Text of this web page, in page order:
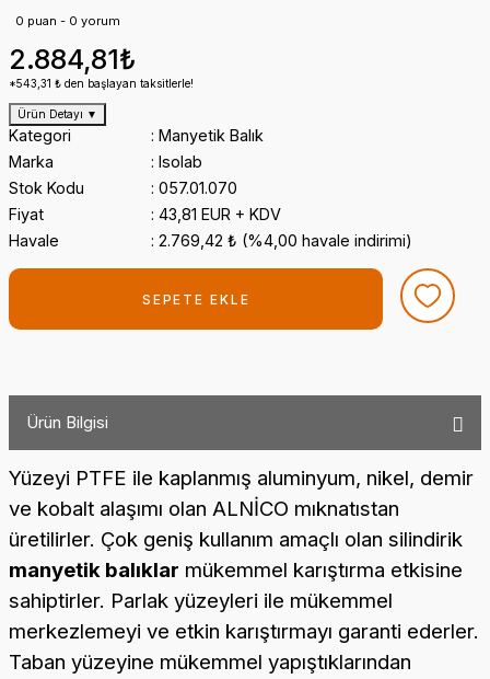
0 puan - 0 yorum
2.884,81₺
*543,31 ₺ den başlayan taksitlerle!
Ürün Detayı ▼
Kategori
Manyetik Balık
Marka
Isolab
Stok Kodu
057.01.070
Fiyat
43,81 EUR + KDV
Havale
2.769,42 ₺ (%4,00 havale indirimi)
SEPETE EKLE
Ürün Bilgisi
Yüzeyi PTFE ile kaplanmış aluminyum, nikel, demir
ve kobalt alaşımı olan ALNİCO mıknatıstan
üretilirler. Çok geniş kullanım amaçlı olan silindirik
manyetik balıklar mükemmel karıştırma etkisine
sahiptirler. Parlak yüzeyleri ile mükemmel
merkezlemeyi ve etkin karıştırmayı garanti ederler.
Taban yüzeyine mükemmel yapıştıklarından